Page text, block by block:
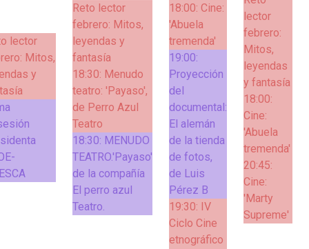
lector
Mitos,
y
Reto lector
febrero: Mitos,
leyendas y
fantasía
18:30: Menudo
teatro: 'Payaso',
de Perro Azul
Teatro
18:30: MENUDO
TEATRO.'Payaso'
de la compañía
El perro azul
Teatro.
18:00: Cine:
'Abuela
tremenda'
19:00:
Proyección
del
documental:
El alemán
de la tienda
de fotos,
de Luis
Pérez B
19:30: IV
Ciclo Cine
etnográfico
lector
febrero:
Mitos,
leyendas
y fantasía
18:00:
Cine:
'Abuela
tremenda'
20:45:
Cine:
'Marty
Supreme'